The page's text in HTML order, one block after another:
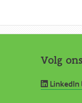
Volg
LinkedIn